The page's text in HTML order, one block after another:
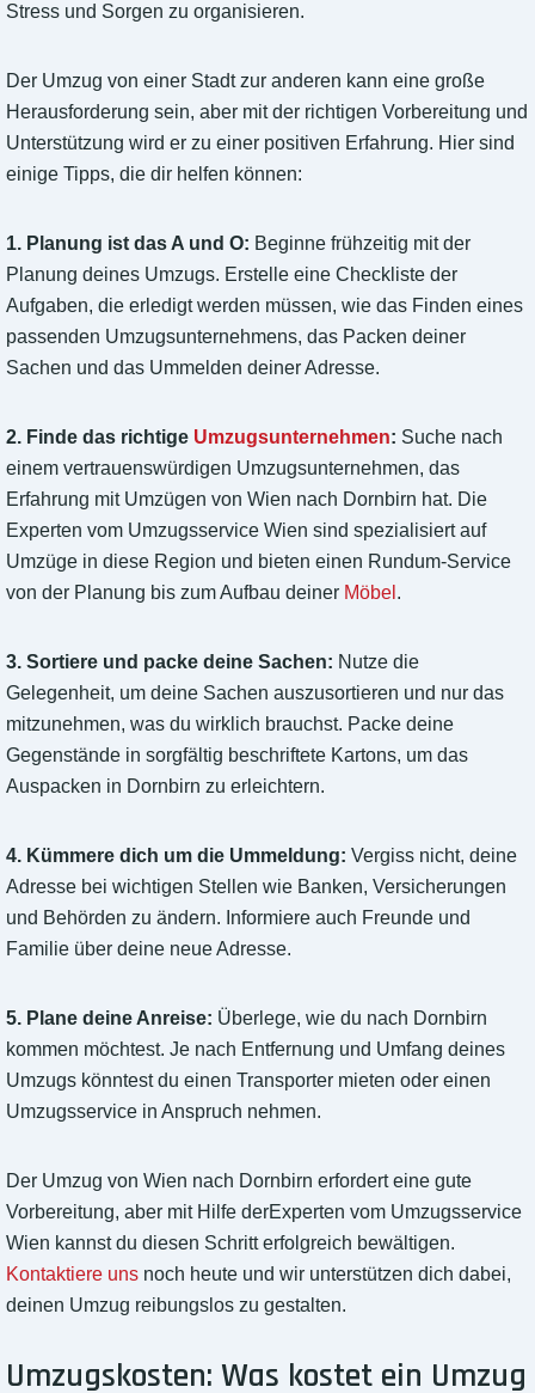
Stress und Sorgen zu organisieren.
Der Umzug von einer Stadt zur anderen kann eine große
Herausforderung sein, aber mit der richtigen Vorbereitung und
Unterstützung wird er zu einer positiven Erfahrung. Hier sind
einige Tipps, die dir helfen können:
1. Planung ist das A und O: Beginne frühzeitig mit der
Planung deines Umzugs. Erstelle eine Checkliste der
Aufgaben, die erledigt werden müssen, wie das Finden eines
passenden Umzugsunternehmens, das Packen deiner
Sachen und das Ummelden deiner Adresse.
2. Finde das richtige Umzugsunternehmen: Suche nach
einem vertrauenswürdigen Umzugsunternehmen, das
Erfahrung mit Umzügen von Wien nach Dornbirn hat. Die
Experten vom Umzugsservice Wien sind spezialisiert auf
Umzüge in diese Region und bieten einen Rundum-Service
von der Planung bis zum Aufbau deiner Möbel .
3. Sortiere und packe deine Sachen: Nutze die
Gelegenheit, um deine Sachen auszusortieren und nur das
mitzunehmen, was du wirklich brauchst. Packe deine
Gegenstände in sorgfältig beschriftete Kartons, um das
Auspacken in Dornbirn zu erleichtern.
4. Kümmere dich um die Ummeldung: Vergiss nicht, deine
Adresse bei wichtigen Stellen wie Banken, Versicherungen
und Behörden zu ändern. Informiere auch Freunde und
Familie über deine neue Adresse.
5. Plane deine Anreise: Überlege, wie du nach Dornbirn
kommen möchtest. Je nach Entfernung und Umfang deines
Umzugs könntest du einen Transporter mieten oder einen
Umzugsservice in Anspruch nehmen.
Der Umzug von Wien nach Dornbirn erfordert eine gute
Vorbereitung, aber mit Hilfe derExperten vom Umzugsservice
Wien kannst du diesen Schritt erfolgreich bewältigen.
Kontaktiere uns noch heute und wir unterstützen dich dabei,
deinen Umzug reibungslos zu gestalten.
Umzugskosten: Was kostet ein Umzug